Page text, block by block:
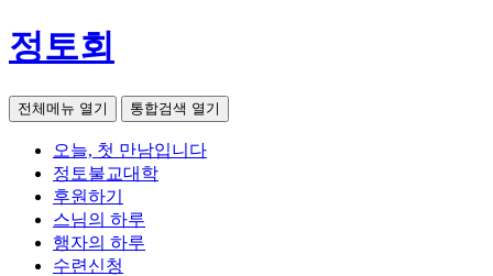
정토회
전체메뉴 열기 통합검색 열기
오늘, 첫 만남입니다
정토불교대학
후원하기
스님의 하루
행자의 하루
수련신청